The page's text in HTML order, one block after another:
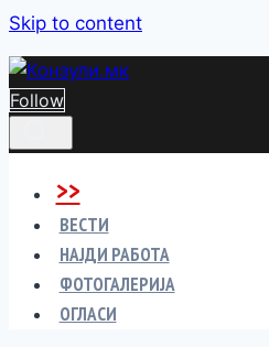
Skip to content
Follow
>>
ВЕСТИ
НАЈДИ РАБОТА
ФОТОГАЛЕРИЈА
ОГЛАСИ